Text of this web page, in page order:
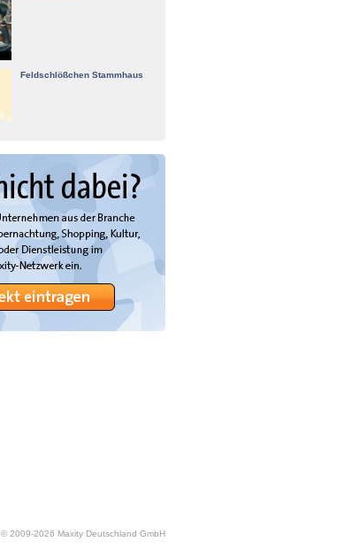
Feldschlößchen Stammhaus
© 2009-2026 Maxity Deutschland GmbH